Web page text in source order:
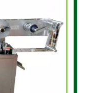
DPP-260H Máquina de embalaje de cápsula de plástico automática de plástico